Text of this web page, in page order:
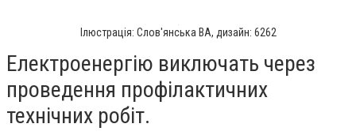
Ілюстрація: Слов'янська ВА, дизайн: 6262
Електроенергію виключать через
проведення профілактичних
технічних робіт.